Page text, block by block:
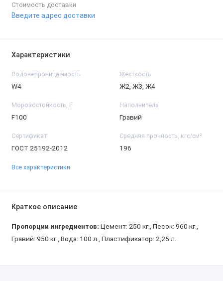
Стоимость доставки
Введите адрес доставки
Характеристики
Водонепроницаемость
W4
Жесткость
Ж2, Ж3, Ж4
Морозостойкость, F
F100
Наполнитель
Гравий
Сертификат
ГОСТ 25192-2012
Средняя прочность, кгс/см²
196
Все характеристики
Краткое описание
Пропорции ингредиентов: Цемент: 250 кг., Песок: 960 кг.,
Гравий: 950 кг., Вода: 100 л., Пластификатор: 2,25 л.